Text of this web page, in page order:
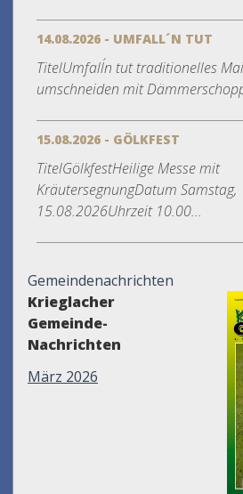
14.08.2026 - UMFALL´N TUT
TitelUmfall´n tut traditionelles
umschneiden mit
15.08.2026 - GÖLKFEST
TitelGölkfestHeilige Messe mit
KräutersegnungDatum Samstag,
15.08.2026Uhrzeit 10.00...
Gemeindenachrichten
Krieglacher
Gemeinde-
Nachrichten
März 2026